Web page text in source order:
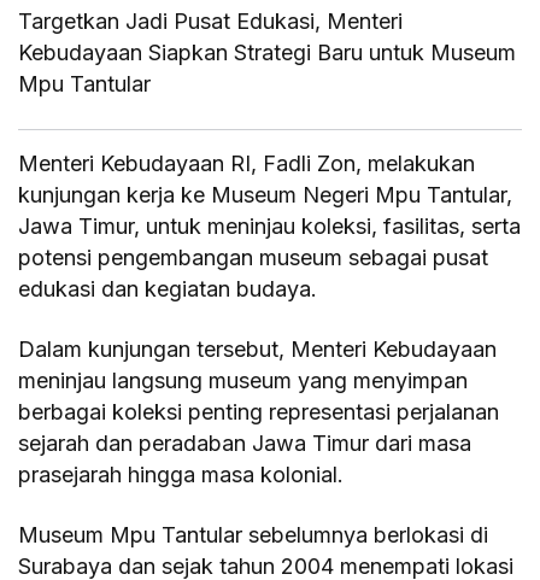
Targetkan Jadi Pusat Edukasi, Menteri
Kebudayaan Siapkan Strategi Baru untuk Museum
Mpu Tantular
Menteri Kebudayaan RI, Fadli Zon, melakukan
kunjungan kerja ke Museum Negeri Mpu Tantular,
Jawa Timur, untuk meninjau koleksi, fasilitas, serta
potensi pengembangan museum sebagai pusat
edukasi dan kegiatan budaya.
Dalam kunjungan tersebut, Menteri Kebudayaan
meninjau langsung museum yang menyimpan
berbagai koleksi penting representasi perjalanan
sejarah dan peradaban Jawa Timur dari masa
prasejarah hingga masa kolonial.
Museum Mpu Tantular sebelumnya berlokasi di
Surabaya dan sejak tahun 2004 menempati lokasi